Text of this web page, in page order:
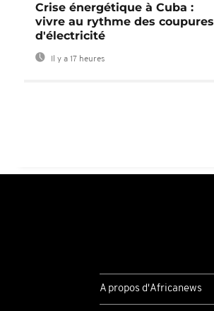
Crise énergétique à Cuba :
vivre au rythme des coupures
d'électricité
Il y a 17 heures
A propos d'Africanews